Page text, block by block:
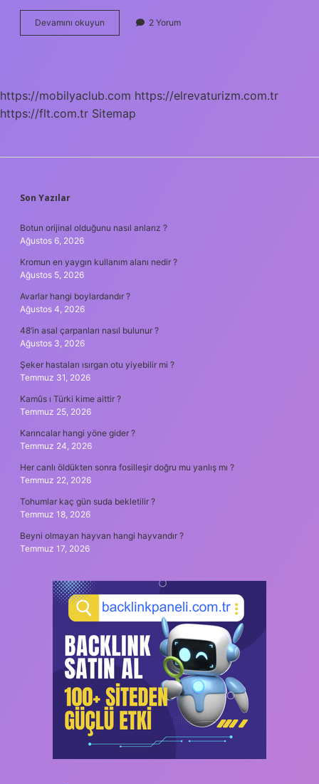
Devamını okuyun
Kelimesi
2 Yorum
https://mobilyaclub.com https://elrevaturizm.com.tr
https://flt.com.tr Sitemap
SIDEBAR
Son Yazılar
Botun orijinal olduğunu nasıl anlarız ?
Ağustos 6, 2026
Kromun en yaygın kullanım alanı nedir ?
Ağustos 5, 2026
Avarlar hangi boylardandır ?
Ağustos 4, 2026
48’in asal çarpanları nasıl bulunur ?
Ağustos 3, 2026
Şeker hastaları ısırgan otu yiyebilir mi ?
Temmuz 31, 2026
Kamûs ı Türki kime aittir ?
Temmuz 25, 2026
Karıncalar hangi yöne gider ?
Temmuz 24, 2026
Her canlı öldükten sonra fosilleşir doğru mu yanlış mı ?
Temmuz 22, 2026
Tohumlar kaç gün suda bekletilir ?
Temmuz 18, 2026
Beyni olmayan hayvan hangi hayvandır ?
Temmuz 17, 2026